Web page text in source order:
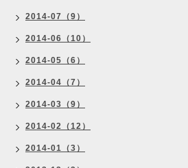
2014-07（9）
2014-06（10）
2014-05（6）
2014-04（7）
2014-03（9）
2014-02（12）
2014-01（3）